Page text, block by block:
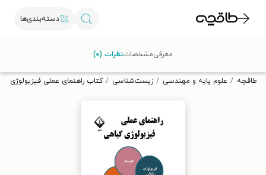
دسته‌بندی‌ها
تخفیف از طاقچه دریافت کن.
طاقچه علوم پایه و مهندسی زیست‌شناسی کتاب راهنمای عملی فیزیولوژی
معرفیمشخصاتنظرات (۰)